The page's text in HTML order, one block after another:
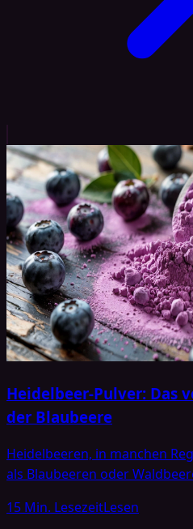
Heidelbeer-Pulver: Das
der Blaubeere
Heidelbeeren, in manchen
als Blaubeeren oder
verzehrt, zu Konfitüre
15 Min. LesezeitLesen